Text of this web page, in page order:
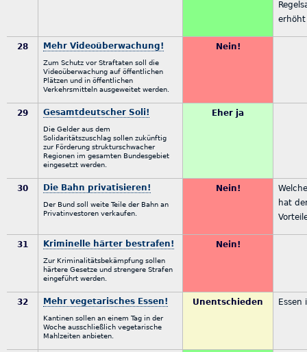
28 Mehr Videoüberwachung!
Zum Schutz vor Straftaten soll die
Videoüberwachung auf öffentlichen
Plätzen und in öffentlichen
Verkehrsmitteln ausgeweitet werden.
Nein!
29 Gesamtdeutscher Soli!
Die Gelder aus dem
Solidaritätszuschlag sollen zukünftig
zur Förderung strukturschwacher
Regionen im gesamten Bundesgebiet
eingesetzt werden.
Eher ja
30 Die Bahn privatisieren!
Der Bund soll weite Teile der Bahn an
Privatinvestoren verkaufen.
Nein!
hat
31 Kriminelle härter bestrafen!
Zur Kriminalitätsbekämpfung sollen
härtere Gesetze und strengere Strafen
eingeführt werden.
Nein!
32 Mehr vegetarisches Essen!
Kantinen sollen an einem Tag in der
Woche ausschließlich vegetarische
Mahlzeiten anbieten.
Unentschieden Essen